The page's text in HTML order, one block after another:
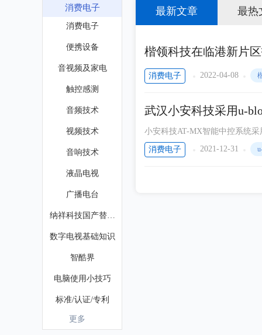
最新文章 最热
楷领科技在临港新片
消费电子 2022-04-08
武汉小安科技采用u-
大脑”
小安科技AT-MX智能中控系统
城市交通规范化运营的高要求。
消费电子 2021-12-31
消费电子
消费电子
便携设备
音视频及家电
触控感测
音频技术
视频技术
音响技术
液晶电视
广播电台
纳祥科技国产替代芯片
数字电视基础知识
智酷界
电脑使用小技巧
标准/认证/专利
电子胶粘剂应用
更多